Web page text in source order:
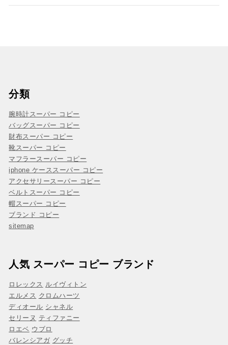
分類
腕時計スーパー コピー
バッグスーパー コピー
財布スーパー コピー
靴スーパー コピー
マフラースーパー コピー
iphone ケーススーパー コピー
アクセサリースーパー コピー
ベルトスーパー コピー
帽スーパー コピー
ブランド コピー
sitemap
人気 スーパー コピー ブランド
ロレックス ルイヴィトン
エルメス クロムハーツ
ディオール シャネル
セリーヌ ティファニー
ロエベ ウブロ
バレンシアガ グッチ